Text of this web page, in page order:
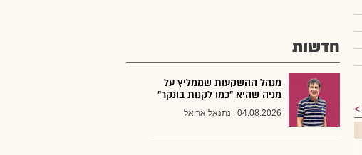
חדשות
מנהל ההשקעות שממליץ על
מניה שהיא "כמו לקנות בונקר"
04.08.2026 נתנאל אריאל